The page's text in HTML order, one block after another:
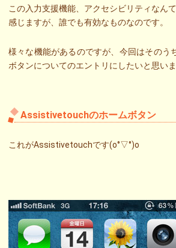
この入力支援機能、アクセシビリティなん
感じますが、誰でも有効なものなのです。
様々な機能があるのですが、今回はそのう
ボタンについてのエントリにしたいと思いま
Assistivetouchのホームボタン
これがAssistivetouchです(o°▽°)o